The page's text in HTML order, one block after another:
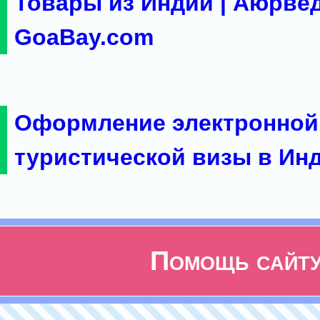
GoaBay.com
Оформление электронной
туристической визы в
Помощь